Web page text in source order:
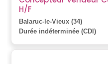
H/F
Balaruc-le-Vieux (34)
Durée indéterminée (CDI)